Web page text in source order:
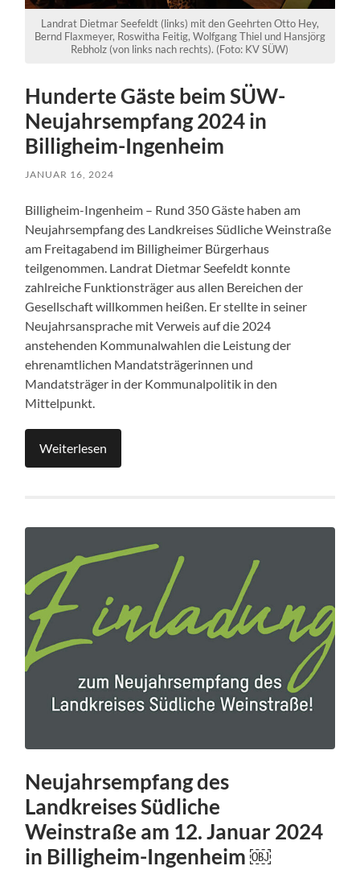
Landrat Dietmar Seefeldt (links) mit den Geehrten Otto Hey,
Bernd Flaxmeyer, Roswitha Feitig, Wolfgang Thiel und Hansjörg
Rebholz (von links nach rechts). (Foto: KV SÜW)
Hunderte Gäste beim SÜW-
Neujahrsempfang 2024 in
Billigheim-Ingenheim
JANUAR 16, 2024
Billigheim-Ingenheim – Rund 350 Gäste haben am
Neujahrsempfang des Landkreises Südliche Weinstraße
am Freitagabend im Billigheimer Bürgerhaus
teilgenommen. Landrat Dietmar Seefeldt konnte
zahlreiche Funktionsträger aus allen Bereichen der
Gesellschaft willkommen heißen. Er stellte in seiner
Neujahrsansprache mit Verweis auf die 2024
anstehenden Kommunalwahlen die Leistung der
ehrenamtlichen Mandatsträgerinnen und
Mandatsträger in der Kommunalpolitik in den
Mittelpunkt.
Weiterlesen
Neujahrsempfang des
Landkreises Südliche
Weinstraße am 12. Januar 2024
in Billigheim-Ingenheim ￼